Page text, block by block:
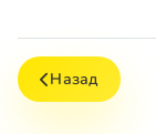
Назад